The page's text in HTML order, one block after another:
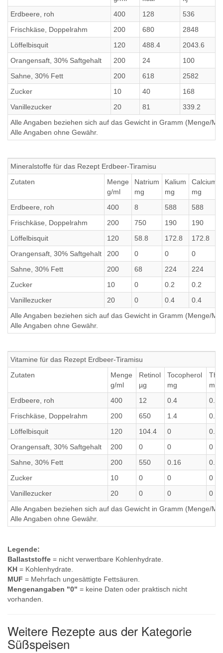
Erdbeere, roh
400 128
536
Frischkäse, Doppelrahm
200 680
2848
Löffelbisquit
120 488.4
2043.6
Orangensaft, 30% Saftgehalt
200 24
100
Sahne, 30% Fett
200 618
2582
Zucker
10 40
168
Vanillezucker
20 81
339.2
Alle Angaben beziehen sich auf das Gewicht in Gramm (Menge/
Alle Angaben ohne Gewähr.
Mineralstoffe für das Rezept Erdbeer-Tiramisu
Zutaten
Menge
g/ml
Natrium
mg
Kalium
mg
Calcium
mg
Erdbeere, roh
400 8 588 588
Frischkäse, Doppelrahm
200 750 190 190
Löffelbisquit
120 58.8 172.8 172.8
Orangensaft, 30% Saftgehalt
200 0 0 0
Sahne, 30% Fett
200 68 224 224
Zucker
10 0 0.2 0.2
Vanillezucker
20 0 0.4 0.4
Alle Angaben beziehen sich auf das Gewicht in Gramm (Menge/
Alle Angaben ohne Gewähr.
Vitamine für das Rezept Erdbeer-Tiramisu
Zutaten
Menge
g/ml
Retinol
µg
Tocopherol
mg
mg
Erdbeere, roh
400 12 0.4
0.12
Frischkäse, Doppelrahm
200 650 1.4
0.1
Löffelbisquit
120 104.4 0
Orangensaft, 30% Saftgehalt
200 0 0
0
Sahne, 30% Fett
200 550 0.16
0.06
Zucker
10 0 0
0
Vanillezucker
20 0 0
0
Alle Angaben beziehen sich auf das Gewicht in Gramm (Menge/
Alle Angaben ohne Gewähr.
Legende:
Ballaststoffe = nicht verwertbare Kohlenhydrate.
KH = Kohlenhydrate.
MUF = Mehrfach ungesättigte Fettsäuren.
Mengenangaben "0" = keine Daten oder praktisch nicht
vorhanden.
Weitere Rezepte aus der Kategorie
Süßspeisen